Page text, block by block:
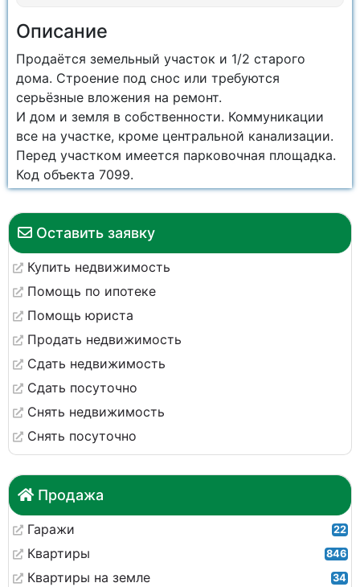
Оставить заявку
Купить недвижимость
Помощь по ипотеке
Помощь юриста
Продать недвижимость
Сдать недвижимость
Сдать посуточно
Снять недвижимость
Снять посуточно
Продажа
Гаражи 22
Квартиры 846
Квартиры на земле 34
Описание
Продаётся земельный участок и 1/2 старого
дома. Строение под снос или требуются
серьёзные вложения на ремонт.
И дом и земля в собственности. Коммуникации
все на участке, кроме центральной канализации.
Перед участком имеется парковочная площадка.
Код объекта 7099.